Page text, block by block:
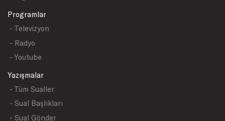
Programlar
- Televizyon
- Radyo
- Youtube
Yazışmalar
- Tüm Sualler
- Sual Başlıkları
- Sual Gönder